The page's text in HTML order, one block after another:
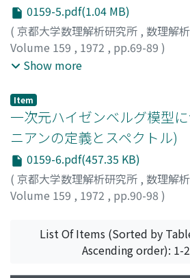
0159-5.pdf(1.04 MB)
( 京都大学数理解析研究所 , 数理解
Volume 159 , 1972 , pp.69-89 )
加藤, 祐輔;麦林, 布道
ウ, ユウスケ
Show more
Item
一次元ハイゼンベルグ模型
ニアンの定義とスペクトル)
0159-6.pdf(457.35 KB)
( 京都大学数理解析研究所 , 数理解
Volume 159 , 1972 , pp.90-98 )
List Of Items (Sorted by
Ascending order): 1-